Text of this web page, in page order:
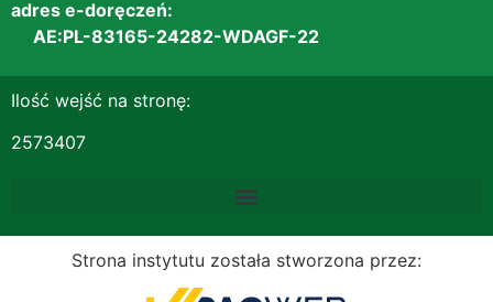
adres e-doręczeń:
AE:PL-83165-24282-WDAGF-22
Ilość wejść na stronę:
2573407
Strona instytutu została stworzona przez: